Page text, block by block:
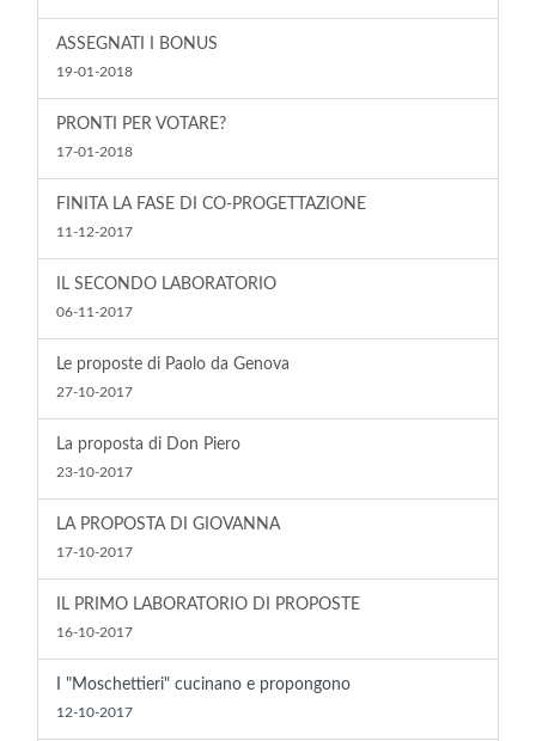
ASSEGNATI I BONUS
19-01-2018
PRONTI PER VOTARE?
17-01-2018
FINITA LA FASE DI CO-PROGETTAZIONE
11-12-2017
IL SECONDO LABORATORIO
06-11-2017
Le proposte di Paolo da Genova
27-10-2017
La proposta di Don Piero
23-10-2017
LA PROPOSTA DI GIOVANNA
17-10-2017
IL PRIMO LABORATORIO DI PROPOSTE
16-10-2017
I "Moschettieri" cucinano e propongono
12-10-2017